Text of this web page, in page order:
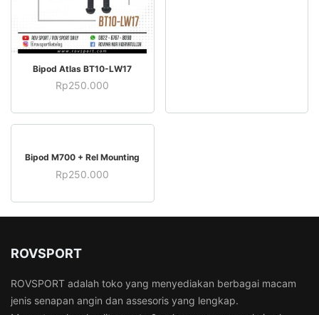
BELI SEKARANG
Bipod Atlas BT10-LW17
Rp250.000
BELI SEKARANG
Bipod M700 + Rel Mounting
Rp250.000
ROVSPORT
ROVSPORT adalah toko yang menyediakan berbagai macam
jenis senapan angin dan assesoris yang lengkap.